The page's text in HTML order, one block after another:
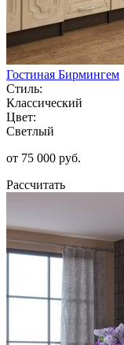
Гостиная Бирмингем
Стиль:
Классический
Цвет:
Светлый
от 75 000 руб.
Рассчитать